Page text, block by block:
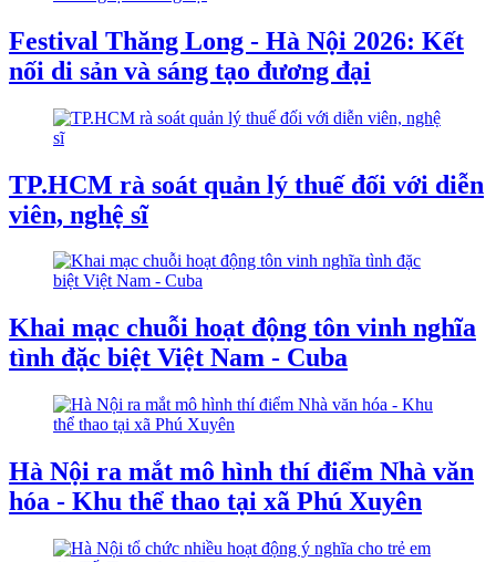
Festival Thăng Long - Hà Nội 2026: Kết
nối di sản và sáng tạo đương đại
TP.HCM rà soát quản lý thuế đối với diễn
viên, nghệ sĩ
Khai mạc chuỗi hoạt động tôn vinh nghĩa
tình đặc biệt Việt Nam - Cuba
Hà Nội ra mắt mô hình thí điểm Nhà văn
hóa - Khu thể thao tại xã Phú Xuyên